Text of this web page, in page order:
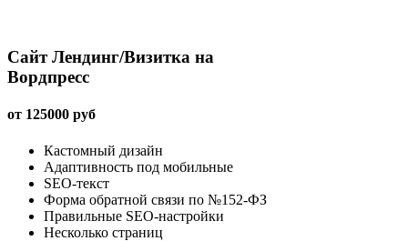
Сайт Лендинг/Визитка на
Вордпресс
от 125000 руб
Кастомный дизайн
Адаптивность под мобильные
SEO-текст
Форма обратной связи по №152-ФЗ
Правильные SEO-настройки
Несколько страниц